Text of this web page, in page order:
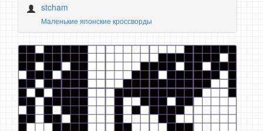
stcham
Маленькие японские кроссворды